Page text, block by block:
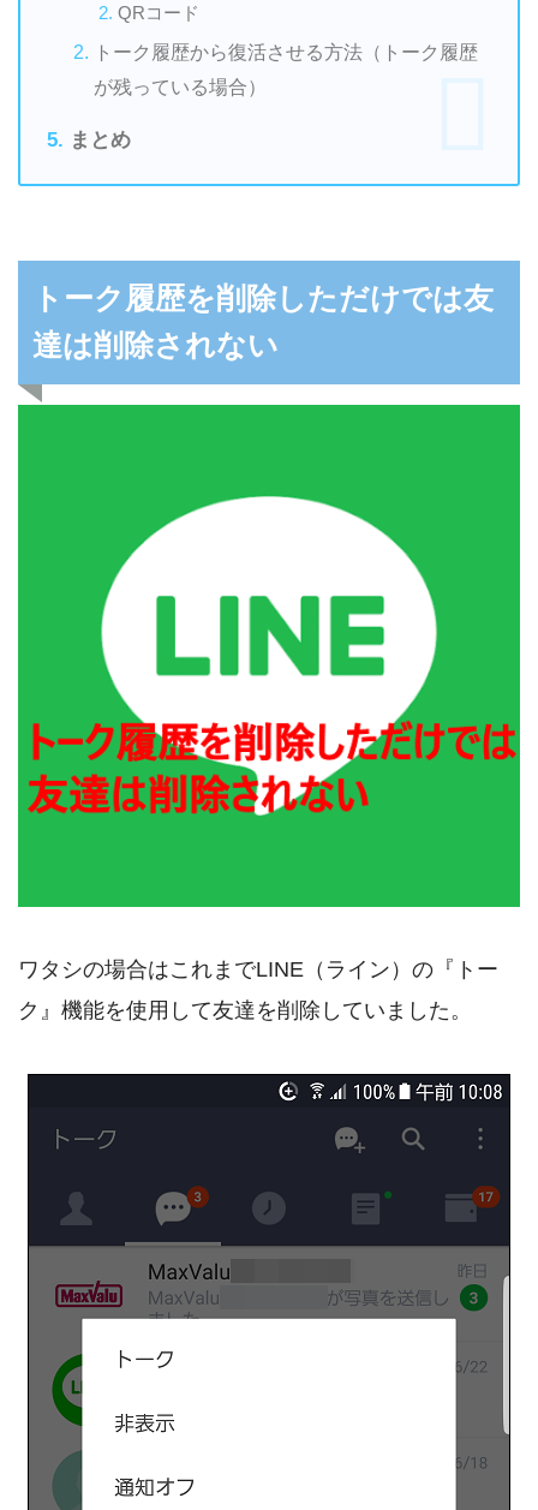
QRコード
トーク履歴から復活させる方法（トーク履歴
が残っている場合）
まとめ
トーク履歴を削除しただけでは友
達は削除されない
ワタシの場合はこれまでLINE（ライン）の『トー
ク』機能を使用して友達を削除していました。